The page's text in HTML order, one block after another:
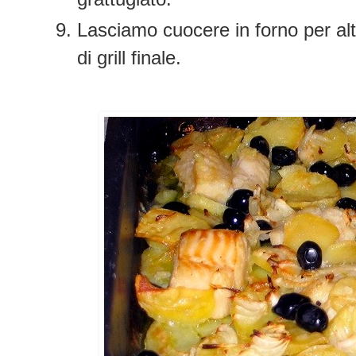
Lasciamo cuocere in forno per
di grill finale.